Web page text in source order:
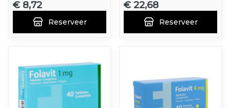
€ 8,72
Reserveer
€ 22,68
Reserveer